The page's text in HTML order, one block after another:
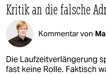
Kritik an die falsche
Kommentar von
Die Laufzeitverlängerung
fast keine Rolle. Faktisch